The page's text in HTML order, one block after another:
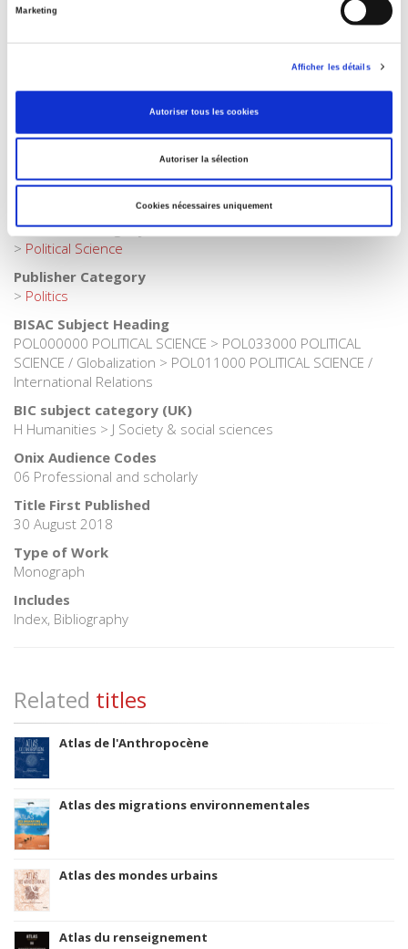
Marketing
Afficher les détails
Autoriser tous les cookies
Autoriser la sélection
Cookies nécessaires uniquement
>Geopolitics
Publisher Category
Publisher Category
Publisher Category
Publisher Category
Publisher Category
> Political Science
Publisher Category
> Politics
BISAC Subject Heading
POL000000 POLITICAL SCIENCE > POL033000 POLITICAL
SCIENCE / Globalization > POL011000 POLITICAL SCIENCE /
International Relations
BIC subject category (UK)
H Humanities > J Society & social sciences
Onix Audience Codes
06 Professional and scholarly
Title First Published
30 August 2018
Type of Work
Monograph
Includes
Index, Bibliography
Related titles
Atlas de l'Anthropocène
Atlas des migrations environnementales
Atlas des mondes urbains
Atlas du renseignement